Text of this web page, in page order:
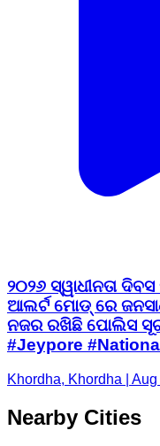
୨୦୨୬ ସ୍ୱାଧୀନତା
ଆଲର୍ଟ ମୋଡ୍ ରେ
ନଜର ରଖିଛି ପୋଲିସ
#Jeypore
Khordha, Khordha |
Nearby Cities